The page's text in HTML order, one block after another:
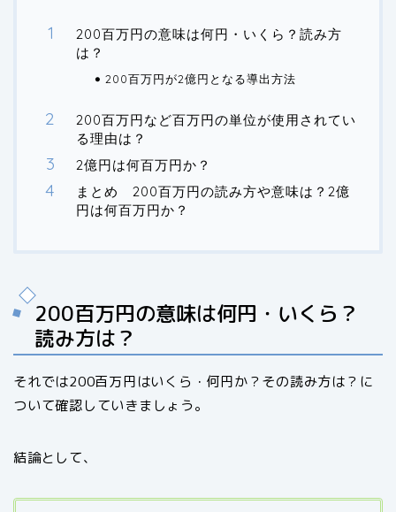
200百万円の意味は何円・いくら？読み方
は？
200百万円が2億円となる導出方法
200百万円など百万円の単位が使用されてい
る理由は？
2億円は何百万円か？
まとめ 200百万円の読み方や意味は？2億
円は何百万円か？
200百万円の意味は何円・いくら？
読み方は？
それでは200百万円はいくら・何円か？その読み方は？に
ついて確認していきましょう。
結論として、